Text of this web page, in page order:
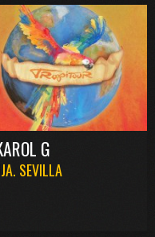
G
SEVILLA